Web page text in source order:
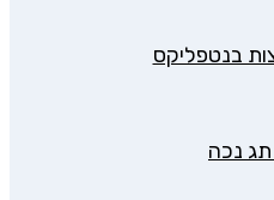
בנטפליקס
תג נכה